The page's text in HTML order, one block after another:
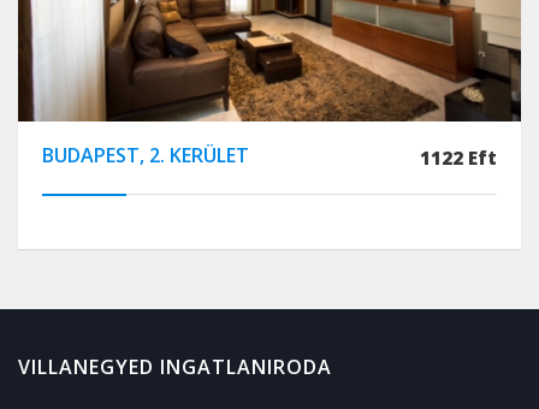
BUDAPEST, 2. KERÜLET 1122 Eft
VILLANEGYED INGATLANIRODA